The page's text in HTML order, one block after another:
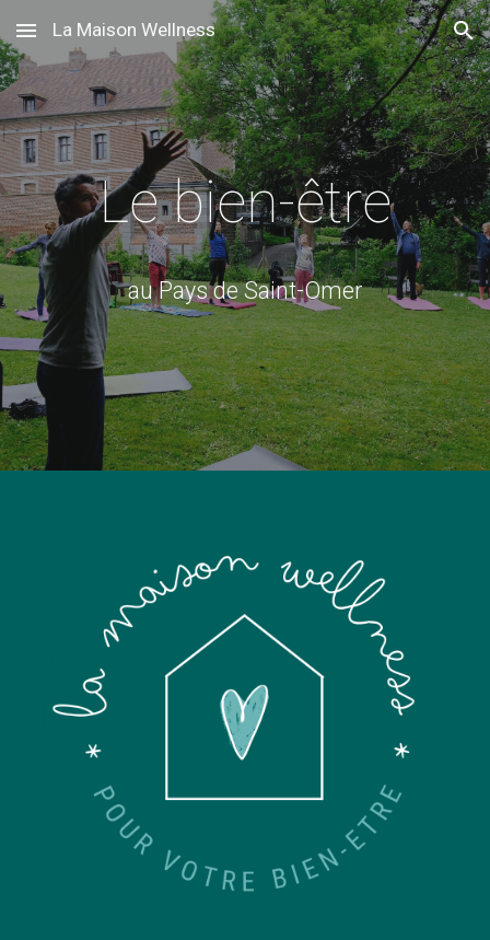
Skip to main content Skip to navigation
La Maison Wellness
Le bien-être
au Pays de Saint-Omer